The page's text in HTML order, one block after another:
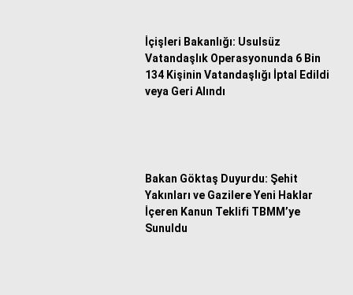
İçişleri Bakanlığı: Usulsüz
Vatandaşlık Operasyonunda 6 Bin
134 Kişinin Vatandaşlığı İptal Edildi
veya Geri Alındı
Bakan Göktaş Duyurdu: Şehit
Yakınları ve Gazilere Yeni Haklar
İçeren Kanun Teklifi TBMM’ye
Sunuldu